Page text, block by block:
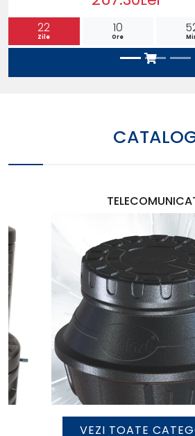
22
Zile
10
Ore
DUȘURI
VEZI TOATE